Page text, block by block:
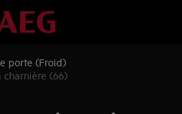
porte (Froid)
charnière (66)